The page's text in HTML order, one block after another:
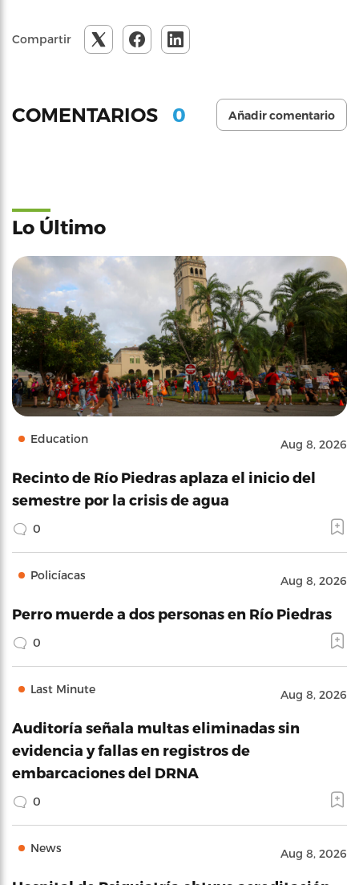
Compartir
COMENTARIOS 0 Añadir comentario
Lo Último
Education Aug 8, 2026
Recinto de Río Piedras aplaza el inicio del
semestre por la crisis de agua
0
Policíacas Aug 8, 2026
Perro muerde a dos personas en Río Piedras
0
Last Minute Aug 8, 2026
Auditoría señala multas eliminadas sin
evidencia y fallas en registros de
embarcaciones del DRNA
0
News Aug 8, 2026